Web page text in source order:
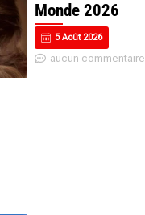
Monde 2026
5 Août 2026
aucun commentaire